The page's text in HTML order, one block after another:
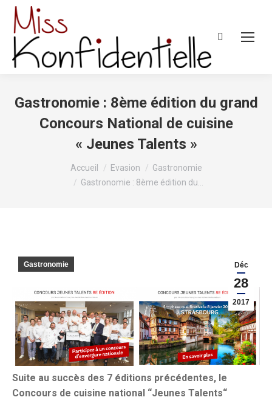
Recherche
Gastronomie : 8ème édition du grand
Concours National de cuisine
« Jeunes Talents »
Accueil Evasion
Gastronomie
Gastronomie : 8ème édition du…
Déc
28
2017
Gastronomie
Suite au succès des 7 éditions précédentes, le
Concours de cuisine national “Jeunes Talents“